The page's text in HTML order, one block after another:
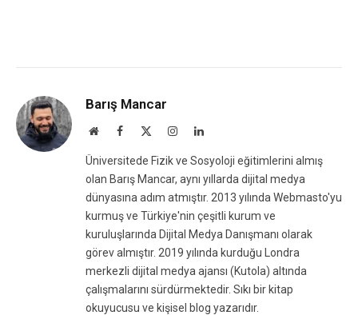
Barış Mancar
WebsiteFacebook InstagramLinkedIn
Üniversitede Fizik ve Sosyoloji eğitimlerini almış
olan Barış Mancar, aynı yıllarda dijital medya
dünyasına adım atmıştır. 2013 yılında Webmasto'yu
kurmuş ve Türkiye'nin çeşitli kurum ve
kuruluşlarında Dijital Medya Danışmanı olarak
görev almıştır. 2019 yılında kurduğu Londra
merkezli dijital medya ajansı (Kutola) altında
çalışmalarını sürdürmektedir. Sıkı bir kitap
okuyucusu ve kişisel blog yazarıdır.